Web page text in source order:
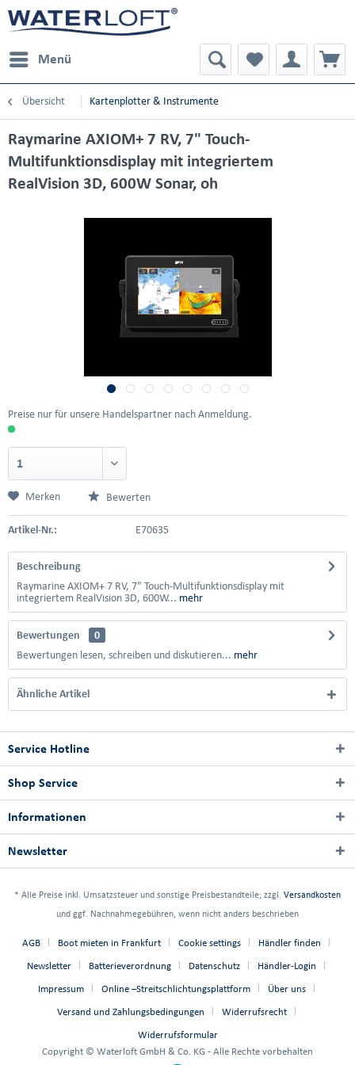
Menü
Übersicht Kartenplotter & Instrumente
Raymarine AXIOM+ 7 RV, 7" Touch-
Multifunktionsdisplay mit integriertem
RealVision 3D, 600W Sonar, oh
Preise nur für unsere Handelspartner nach Anmeldung.
Merken Bewerten
Artikel-Nr.: E70635
Beschreibung
Raymarine AXIOM+ 7 RV, 7" Touch-Multifunktionsdisplay mit
integriertem RealVision 3D, 600W... mehr
Bewertungen
0
Bewertungen lesen, schreiben und diskutieren... mehr
Ähnliche Artikel
Service Hotline
Shop Service
Informationen
Newsletter
* Alle Preise inkl. Umsatzsteuer und sonstige Preisbestandteile; zzgl. Versandkosten
und ggf. Nachnahmegebühren, wenn nicht anders beschrieben
AGB Boot mieten in Frankfurt Cookie settings Händler finden
Newsletter Batterieverordnung Datenschutz Händler-Login
Impressum Online –Streitschlichtungsplattform Über uns
Versand und Zahlungsbedingungen Widerrufsrecht
Widerrufsformular
Copyright © Waterloft GmbH & Co. KG - Alle Rechte vorbehalten